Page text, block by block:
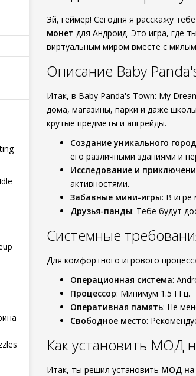
Эй, геймер! Сегодня я расскажу
монет для Андроид. Это игра, где
виртуальным миром вместе с
Описание Baby
Итак, в Baby Panda's Town: My
дома, магазины, парки и даже
крутые предметы и апгрейды.
Создание уникального
его различными зданиями и
Исследование и
активностями.
Забавные мини-игры: В игре
Друзья-панды: Тебе будут
Системные
Для комфортного игрового
Операционная система:
Процессор: Минимум 1.5 ГГц.
Оперативная память: Не
Свободное место:
Как установить МОД
Итак, ты решил установить МОД на